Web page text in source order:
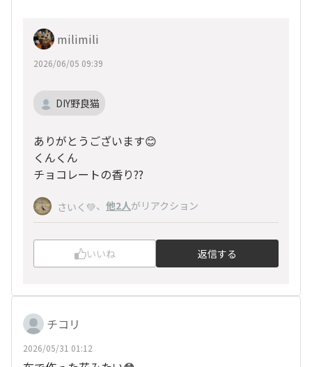
milimili
2026/06/05 09:39
DIY野良猫
ありがとうございます😊
くんくん
チョコレートの香り??
さいく💚、 他2人がリアクション
いいね 返信する
チコリ
2026/05/31 01:12